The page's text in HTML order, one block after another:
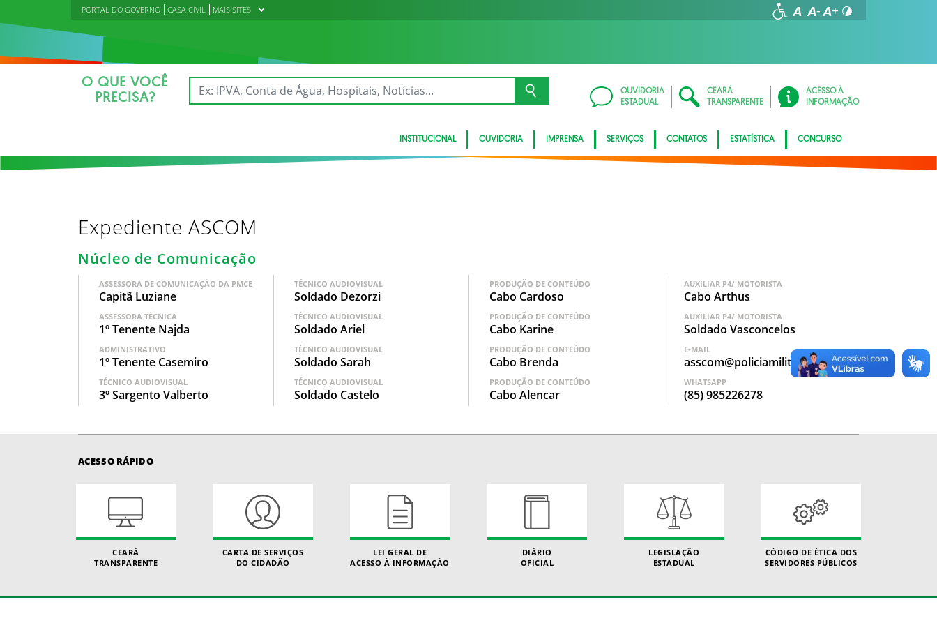
PORTAL DO GOVERNO CASA CIVIL MAIS SITES
O QUE VOCÊ
PRECISA?
OUVIDORIA
ESTADUAL
CEARÁ
TRANSPARENTE
ACESSO À
INFORMAÇÃO
INSTITUCIONAL OUVIDORIA IMPRENSA SERVIÇOS CONTATOS ESTATÍSTICA CONCURSO
Expediente ASCOM
Núcleo de Comunicação
ASSESSORA DE COMUNICAÇÃO DA PMCE
Capitã Luziane
ASSESSORA TÉCNICA
1º Tenente Najda
ADMINISTRATIVO
1º Tenente Casemiro
TÉCNICO AUDIOVISUAL
3º Sargento Valberto
TÉCNICO AUDIOVISUAL
Soldado Dezorzi
TÉCNICO AUDIOVISUAL
Soldado Ariel
TÉCNICO AUDIOVISUAL
Soldado Sarah
TÉCNICO AUDIOVISUAL
Soldado Castelo
PRODUÇÃO DE CONTEÚDO
Cabo Cardoso
PRODUÇÃO DE CONTEÚDO
Cabo Karine
PRODUÇÃO DE CONTEÚDO
Cabo Brenda
PRODUÇÃO DE CONTEÚDO
Cabo Alencar
AUXILIAR P4/ MOTORISTA
Cabo Arthus
AUXILIAR P4/ MOTORISTA
Soldado Vasconcelos
E-MAIL
asscom@policiamilitar.ce.gov.br
WHATSAPP
(85) 985226278
ACESSO RÁPIDO
CEARÁ
TRANSPARENTE
CARTA DE SERVIÇOS
DO CIDADÃO
LEI GERAL DE
ACESSO À INFORMAÇÃO
DIÁRIO
OFICIAL
LEGISLAÇÃO
ESTADUAL
CÓDIGO DE ÉTICA DOS
SERVIDORES PÚBLICOS